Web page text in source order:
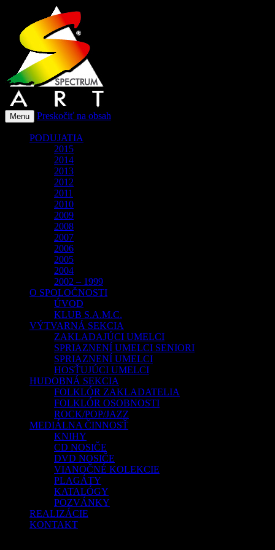
Spectrum-Art
O spoločnosti Spectrum Art
Menu Preskočiť na obsah
PODUJATIA
2015
2014
2013
2012
2011
2010
2009
2008
2007
2006
2005
2004
2002 – 1999
O SPOLOČNOSTI
ÚVOD
KLUB S.A.M.C.
VÝTVARNÁ SEKCIA
ZAKLADAJÚCI UMELCI
SPRIAZNENÍ UMELCI SENIORI
SPRIAZNENÍ UMELCI
HOSŤUJÚCI UMELCI
HUDOBNÁ SEKCIA
FOLKLÓR ZAKLADATELIA
FOLKLÓR OSOBNOSTI
ROCK/POP/JAZZ
MEDIÁLNA ČINNOSŤ
KNIHY
CD NOSIČE
DVD NOSIČE
VIANOČNÉ KOLEKCIE
PLAGÁTY
KATALÓGY
POZVÁNKY
REALIZÁCIE
KONTAKT